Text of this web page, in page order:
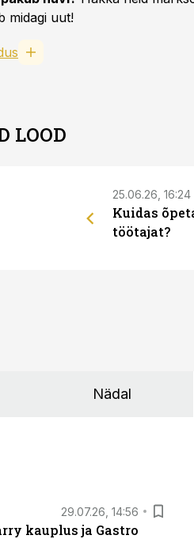
midagi uut!
LOOD
25.06.26, 16:24
Kuidas
töötajat?
Nädal
29.07.26, 14:56
kauplus ja Gastro